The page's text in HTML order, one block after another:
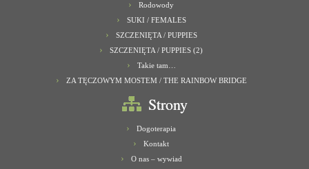
Rodowody
SUKI / FEMALES
SZCZENIĘTA / PUPPIES
SZCZENIĘTA / PUPPIES (2)
Takie tam…
ZA TĘCZOWYM MOSTEM / THE RAINBOW BRIDGE
Strony
Dogoterapia
Kontakt
O nas – wywiad